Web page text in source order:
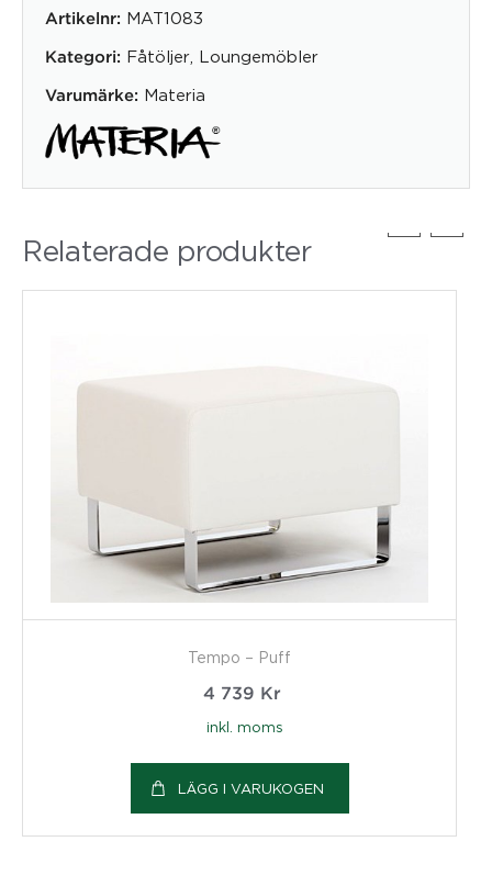
Artikelnr: MAT1083
Kategori: Fåtöljer Loungemöbler
Varumärke: Materia
Relaterade produkter
Tempo – Puff
4 739 Kr
inkl. moms
LÄGG I VARUKOGEN